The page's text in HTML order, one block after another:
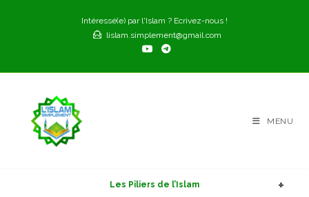
Intéressé(e) par l'Islam ? Ecrivez-nous !
lislam.simplement@gmail.com
MENU
Les Piliers de l’Islam